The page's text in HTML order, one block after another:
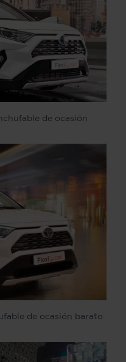
de ocasión
de ocasión barato